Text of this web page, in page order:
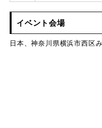
イベント会場
日本、神奈川県横浜市西区